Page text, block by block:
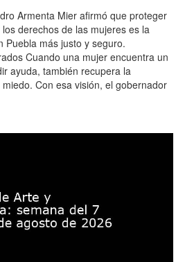
Armenta Mier afirmó que proteger
derechos de las mujeres es la
Puebla más justo y seguro.
Cuando una mujer encuentra un
ayuda, también recupera la
Con esa visión, el gobernador